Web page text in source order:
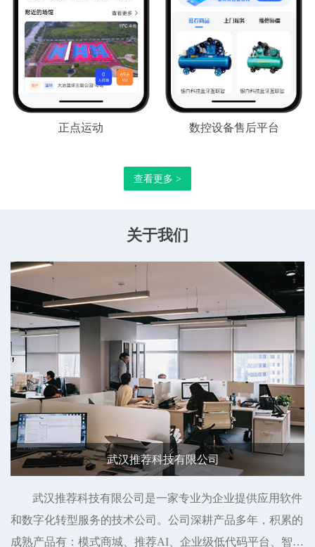
正点运动 数控设备售后平台
查看更多 >
关于我们
武汉推荐科技有限公司
武汉推荐科技有限公司是一家专业为企业提供应用软件
和数字化转型服务的技术公司。公司深耕产品多年，积累的
成熟产品有：模式商城、推荐AI、企业级低代码平台、智慧